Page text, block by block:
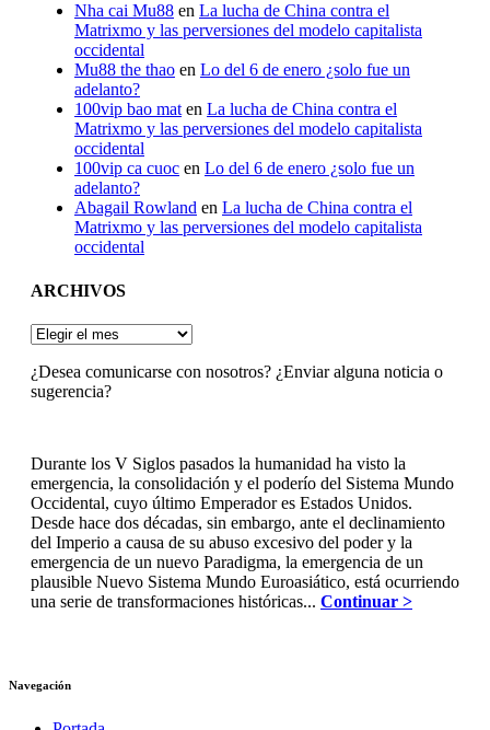
Nha cai Mu88 en La lucha de China contra el
Matrixmo y las perversiones del modelo capitalista
occidental
Mu88 the thao en Lo del 6 de enero ¿solo fue un
adelanto?
100vip bao mat en La lucha de China contra el
Matrixmo y las perversiones del modelo capitalista
occidental
100vip ca cuoc en Lo del 6 de enero ¿solo fue un
adelanto?
Abagail Rowland en La lucha de China contra el
Matrixmo y las perversiones del modelo capitalista
occidental
ARCHIVOS
ARCHIVOS
¿Desea comunicarse con nosotros? ¿Enviar alguna noticia o
sugerencia?
Durante los V Siglos pasados la humanidad ha visto la
emergencia, la consolidación y el poderío del Sistema Mundo
Occidental, cuyo último Emperador es Estados Unidos.
Desde hace dos décadas, sin embargo, ante el declinamiento
del Imperio a causa de su abuso excesivo del poder y la
emergencia de un nuevo Paradigma, la emergencia de un
plausible Nuevo Sistema Mundo Euroasiático, está ocurriendo
una serie de transformaciones históricas... Continuar >
Navegación